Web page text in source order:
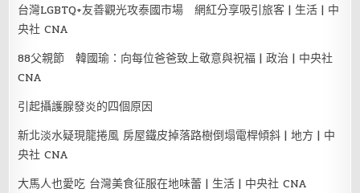
台灣LGBTQ+友善觀光攻泰國市場 網紅分享吸引旅客 | 生活 | 中
央社 CNA
88父親節 韓國瑜：向每位爸爸致上敬意與祝福 | 政治 | 中央社
CNA
引起攝護腺發炎的四個原因
新北淡水疑現龍捲風 房屋鐵皮掉落路樹倒塌電桿傾斜 | 地方 | 中
央社 CNA
大馬人也愛吃 台灣美食征服在地味蕾 | 生活 | 中央社 CNA